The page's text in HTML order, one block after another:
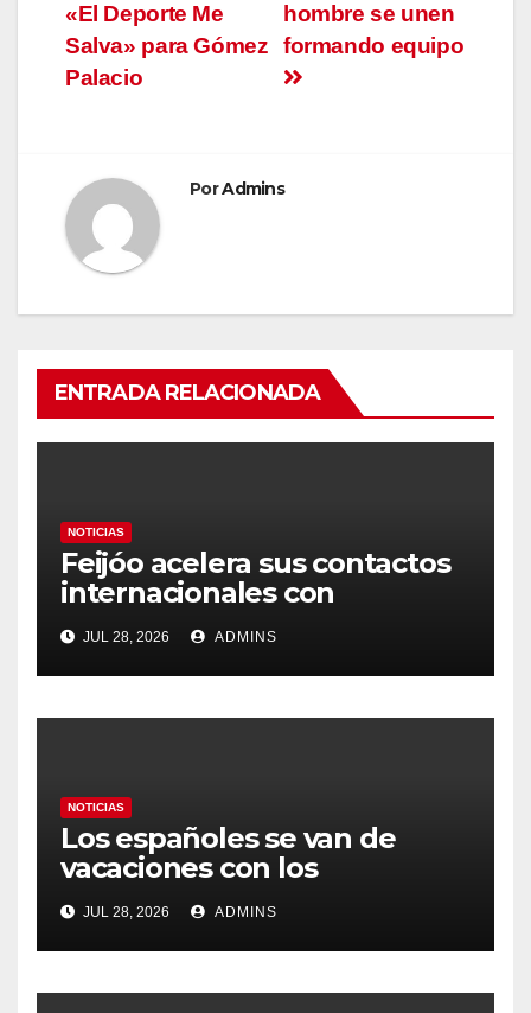
entradas
hombre se unen
formando equipo
«El Deporte Me
Salva» para Gómez
Palacio
PorAdmins
ENTRADA RELACIONADA
NOTICIAS
Feijóo acelera sus contactos
internacionales con
Latinoamérica como socio
prioritario en su agenda de
gobierno
JUL 28, 2026 ADMINS
NOTICIAS
Los españoles se van de
vacaciones con los
carburantes hasta un 21%
más caros que el año pasado
y los hoteles disparados
JUL 28, 2026 ADMINS